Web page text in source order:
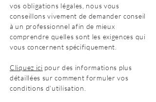
vos obligations légales, nous vous
conseillons vivement de demander conseil
à un professionnel afin de mieux
comprendre quelles sont les exigences qui
vous concernent spécifiquement.
Cliquez ici pour des informations plus
détaillées sur comment formuler vos
conditions d’utilisation.